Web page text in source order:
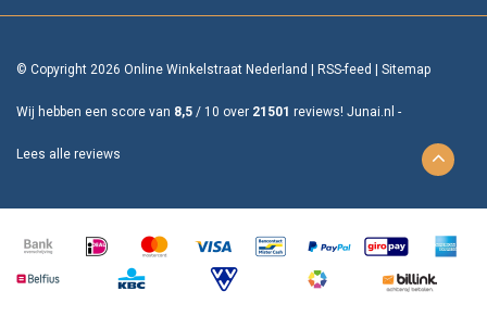
© Copyright 2026 Online Winkelstraat Nederland RSS-feed Sitemap
Wij hebben een score van 8,5 / 10 over 21501 reviews! Junai.nl -
Lees alle reviews